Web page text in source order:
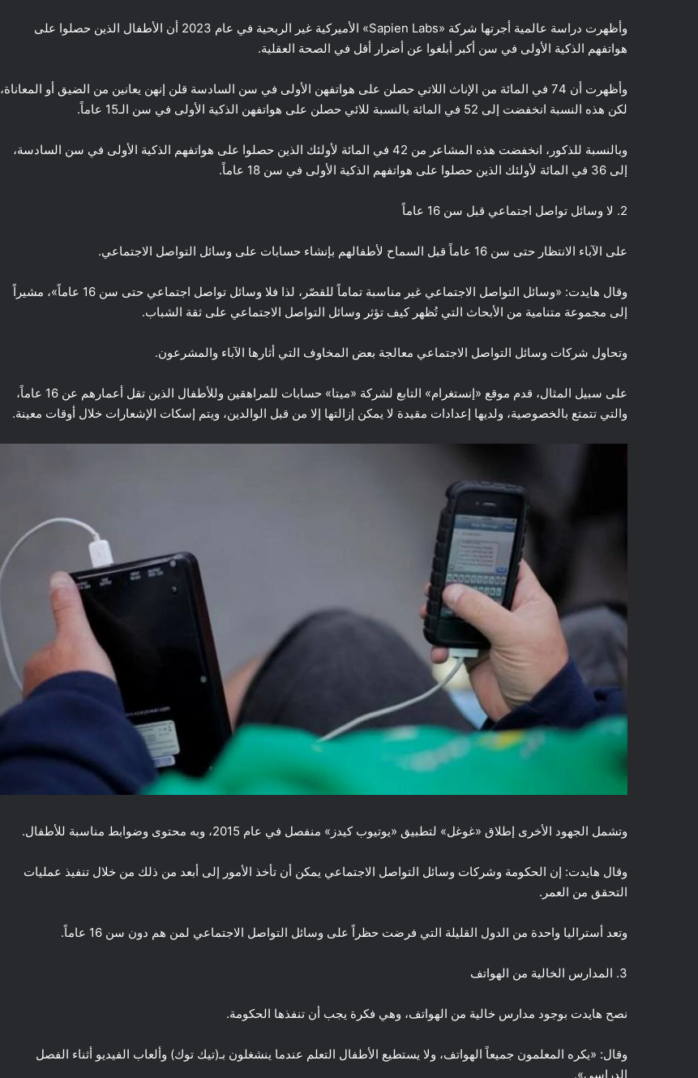
وأظهرت دراسة عالمية أجرتها شركة «Sapien Labs» الأميركية غير الربحية في عام 2023 أن الأطفال الذين حصلوا على
هواتفهم الذكية الأولى في سن أكبر أبلغوا عن أضرار أقل في الصحة العقلية.
وأظهرت أن 74 في المائة من الإناث اللاتي حصلن على هواتفهن الأولى في سن السادسة قلن إنهن يعانين من الضيق أو المعاناة،
لكن هذه النسبة انخفضت إلى 52 في المائة بالنسبة للائي حصلن على هواتفهن الذكية الأولى في سن الـ15 عاماً.
وبالنسبة للذكور، انخفضت هذه المشاعر من 42 في المائة لأولئك الذين حصلوا على هواتفهم الذكية الأولى في سن السادسة،
إلى 36 في المائة لأولئك الذين حصلوا على هواتفهم الذكية الأولى في سن 18 عاماً.
2. لا وسائل تواصل اجتماعي قبل سن 16 عاماً
على الآباء الانتظار حتى سن 16 عاماً قبل السماح لأطفالهم بإنشاء حسابات على وسائل التواصل الاجتماعي.
وقال هايدت: «وسائل التواصل الاجتماعي غير مناسبة تماماً للقصّر، لذا فلا وسائل تواصل اجتماعي حتى سن 16 عاماً»، مشيراً
إلى مجموعة متنامية من الأبحاث التي تُظهر كيف تؤثر وسائل التواصل الاجتماعي على ثقة الشباب.
وتحاول شركات وسائل التواصل الاجتماعي معالجة بعض المخاوف التي أثارها الآباء والمشرعون.
على سبيل المثال، قدم موقع «إنستغرام» التابع لشركة «ميتا» حسابات للمراهقين وللأطفال الذين تقل أعمارهم عن 16 عاماً،
والتي تتمتع بالخصوصية، ولديها إعدادات مقيدة لا يمكن إزالتها إلا من قبل الوالدين، ويتم إسكات الإشعارات خلال أوقات معينة.
وتشمل الجهود الأخرى إطلاق «غوغل» لتطبيق «يوتيوب كيدز» منفصل في عام 2015، وبه محتوى وضوابط مناسبة للأطفال.
وقال هايدت: إن الحكومة وشركات وسائل التواصل الاجتماعي يمكن أن تأخذ الأمور إلى أبعد من ذلك من خلال تنفيذ عمليات
التحقق من العمر.
وتعد أستراليا واحدة من الدول القليلة التي فرضت حظراً على وسائل التواصل الاجتماعي لمن هم دون سن 16 عاماً.
3. المدارس الخالية من الهواتف
نصح هايدت بوجود مدارس خالية من الهواتف، وهي فكرة يجب أن تنفذها الحكومة.
وقال: «يكره المعلمون جميعاً الهواتف، ولا يستطيع الأطفال التعلم عندما ينشغلون بـ(تيك توك) وألعاب الفيديو أثناء الفصل
الدراسي».